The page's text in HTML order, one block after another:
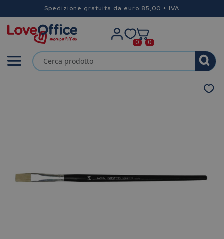
Spedizione gratuita da euro 85,00 + IVA
0 0